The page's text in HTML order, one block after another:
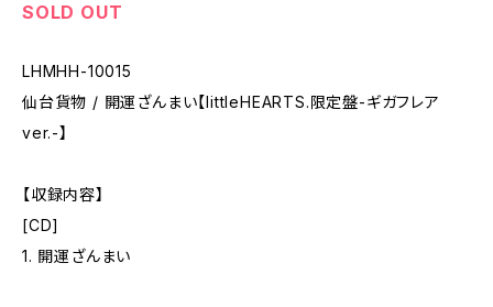
SOLD OUT
LHMHH-10015
仙台貨物 / 開運ざんまい【littleHEARTS.限定盤-ギガフレア
ver.-】
【収録内容】
[CD]
1. 開運ざんまい